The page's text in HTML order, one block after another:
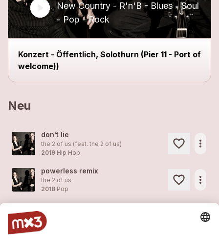
New Country - R'n'B - Blues - Soul
- Pop - Rock
Konzert - Öffentlich, Solothurn (Pier 11 - Port of
welcome))
Neu
don't lie
the 2 of us (feat. the 2 of us)
2019 Hip Hop
more_horiz
powerless remix
the 2 of us
2018 Pop
more_horiz
the 2 of us
2018
more_horiz